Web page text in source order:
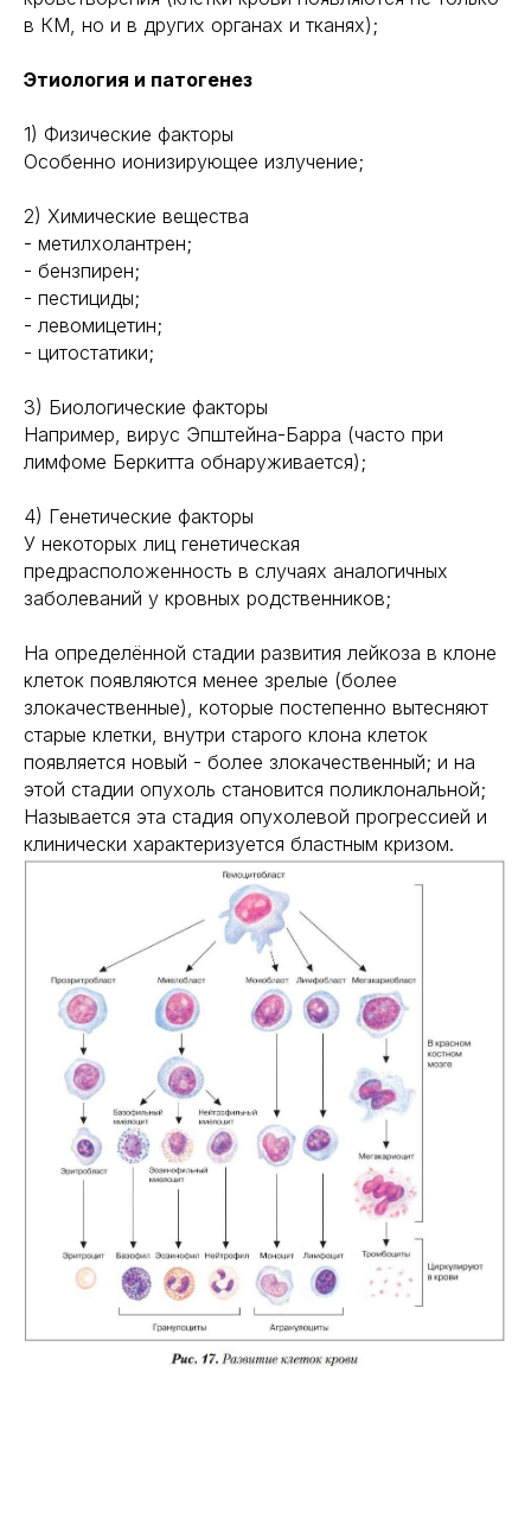
в КМ, но и в других органах и тканях);
Этиология и патогенез
1) Физические факторы
Особенно ионизирующее излучение;
2) Химические вещества
- метилхолантрен;
- бензпирен;
- пестициды;
- левомицетин;
- цитостатики;
3) Биологические факторы
Например, вирус Эпштейна-Барра (часто при
лимфоме Беркитта обнаруживается);
4) Генетические факторы
У некоторых лиц генетическая
предрасположенность в случаях аналогичных
заболеваний у кровных родственников;
На определённой стадии развития лейкоза в клоне
клеток появляются менее зрелые (более
злокачественные), которые постепенно вытесняют
старые клетки, внутри старого клона клеток
появляется новый - более злокачественный; и на
этой стадии опухоль становится поликлональной;
Называется эта стадия опухолевой прогрессией и
клинически характеризуется бластным кризом.